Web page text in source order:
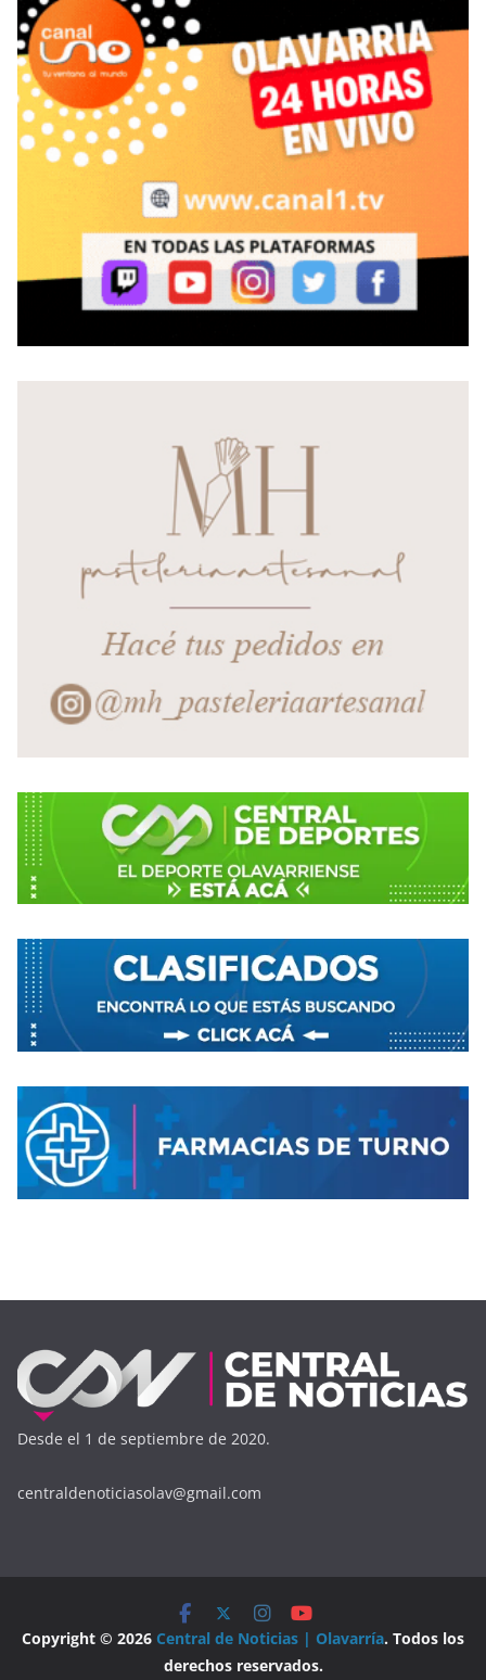
Desde el 1 de septiembre de 2020.
centraldenoticiasolav@gmail.com
Copyright © 2026 Central de Noticias | Olavarría. Todos los
derechos reservados.